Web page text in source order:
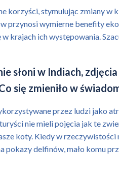
korzyści, stymulując zmiany w
przynosi wymierne benefity
ich występowania.
słoni w Indiach,
się zmieniło w
przez ludzi jako
nie mieli pojęcia jak te
koty. Kiedy w rzeczywistości
delfinów, mało komu